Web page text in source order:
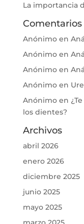
La importancia
Anónimoen
Anónimoen
Anónimoen
Anónimoen
Anónimoen
los dientes?
Archivos
abril 2026
enero 2026
diciembre 2025
junio 2025
mayo 2025